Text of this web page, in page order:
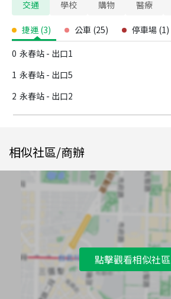
交通 學校 購物 醫療
捷運 (3) 公車 (25) 停車場 (1)
0 永春站 - 出口1
1 永春站 - 出口5
2 永春站 - 出口2
相似社區/商辦
點擊觀看相似社區